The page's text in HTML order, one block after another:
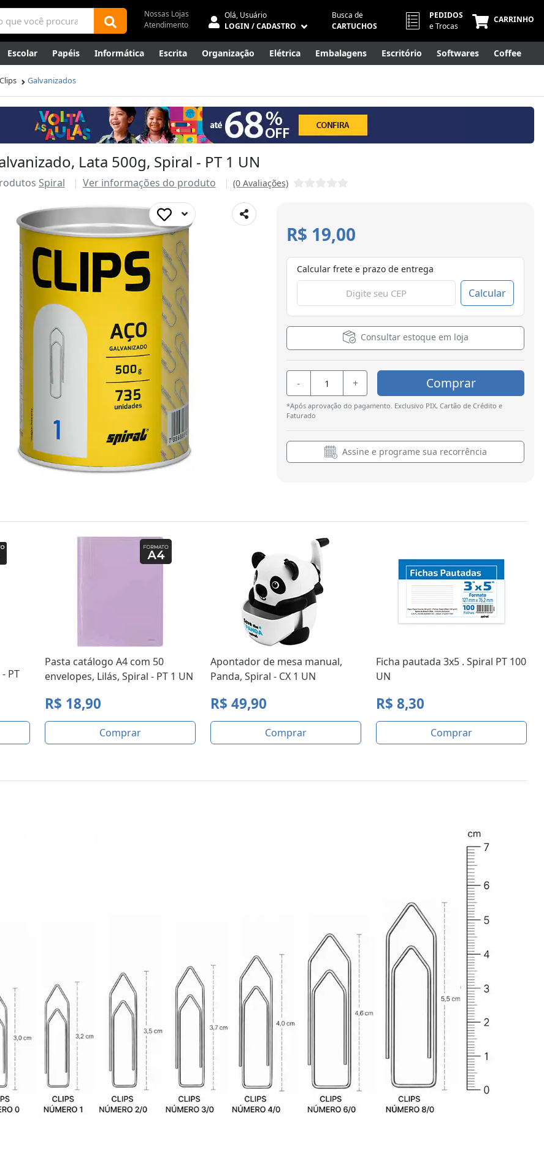
Nossas Lojas
Atendimento
Olá, Usuário
LOGIN / CADASTRO
Busca de
CARTUCHOS
PEDIDOS
e Trocas
CARRINHO
Escolar Papéis Informática Escrita Organização Elétrica Embalagens Escritório Softwares Coffee
Mídias Envelopes
Canetas Luxo
Outlet
Clips Galvanizados
Lata 500g, Spiral - PT 1 UN
Spiral Ver informações do produto (0 Avaliações)
R$ 19,00
Calcular frete e prazo de entrega
Calcular
Consultar estoque em loja
- + Comprar
*Após aprovação do pagamento. Exclusivo PIX, Cartão de Crédito e
Faturado
Assine e programe sua recorrência
PT
Pasta catálogo A4 com 50
envelopes, Lilás, Spiral - PT 1 UN
R$ 18,90
Comprar
Apontador de mesa manual,
Panda, Spiral - CX 1 UN
R$ 49,90
Comprar
Ficha pautada 3x5 . Spiral PT 100
UN
R$ 8,30
Comprar